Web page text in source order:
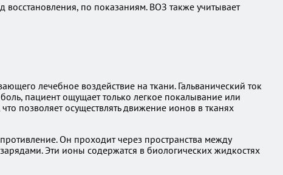
по показаниям. ВОЗ также учитывает
лечебное воздействие на ткани. Гальванический ток
пациент ощущает только легкое покалывание или
позволяет осуществлять движение ионов в тканях
Он проходит через пространства между
Эти ионы содержатся в биологических жидкостях